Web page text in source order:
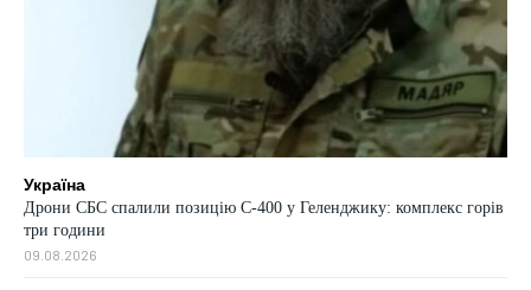
Україна
Дрони СБС спалили позицію С-400 у Геленджику: комплекс горів
три години
09.08.2026